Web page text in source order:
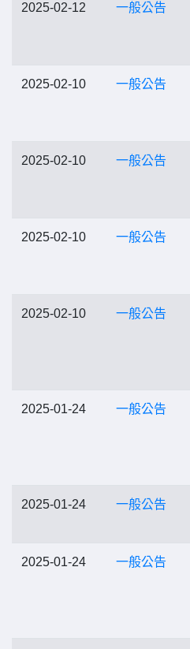
2025-02-12 一般公告
2025-02-10 一般公告
2025-02-10 一般公告
2025-02-10 一般公告
2025-02-10 一般公告
2025-01-24 一般公告
2025-01-24 一般公告
2025-01-24 一般公告